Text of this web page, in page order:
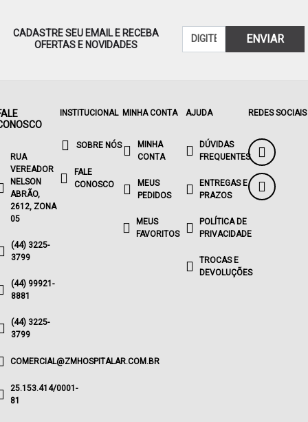
CADASTRE SEU EMAIL E RECEBA
OFERTAS E NOVIDADES
ENVIAR
RUA
VEREADOR
NELSON
ABRÃO,
2612, ZONA
05
(44) 3225-
3799
(44) 99921-
8881
(44) 3225-
3799
COMERCIAL@ZMHOSPITALAR.COM.BR
25.153.414/0001-
81
INSTITUCIONAL
SOBRE NÓS
FALE
CONOSCO
MINHA CONTA
MINHA
CONTA
MEUS
PEDIDOS
MEUS
FAVORITOS
AJUDA
DÚVIDAS
FREQUENTES
ENTREGAS E
PRAZOS
POLÍTICA DE
PRIVACIDADE
TROCAS E
DEVOLUÇÕES
REDES SOCIAIS